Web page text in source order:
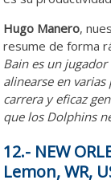
Hugo Manero,
resume de forma
Bain es un
alinearse en
carrera y eficaz
que los Dolphins
12.- NEW
Lemon, WR,